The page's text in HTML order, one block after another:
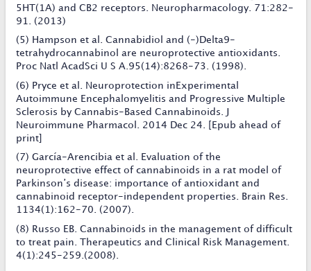
5HT(1A) and CB2 receptors. Neuropharmacology. 71:282-
91. (2013)
(5) Hampson et al. Cannabidiol and (-)Delta9-
tetrahydrocannabinol are neuroprotective antioxidants.
Proc Natl AcadSci U S A.95(14):8268-73. (1998).
(6) Pryce et al. Neuroprotection inExperimental
Autoimmune Encephalomyelitis and Progressive Multiple
Sclerosis by Cannabis-Based Cannabinoids. J
Neuroimmune Pharmacol. 2014 Dec 24. [Epub ahead of
print]
(7) García-Arencibia et al. Evaluation of the
neuroprotective effect of cannabinoids in a rat model of
Parkinson’s disease: importance of antioxidant and
cannabinoid receptor-independent properties. Brain Res.
1134(1):162-70. (2007).
(8) Russo EB. Cannabinoids in the management of difficult
to treat pain. Therapeutics and Clinical Risk Management.
4(1):245-259.(2008).